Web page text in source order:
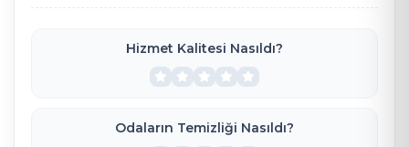
Hizmet Kalitesi Nasıldı?
Odaların Temizliği Nasıldı?